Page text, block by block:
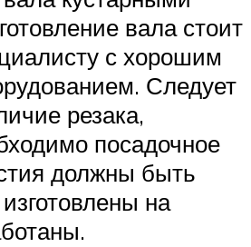
вала стоит
с хорошим
Следует
резака,
посадочное
должны быть
на